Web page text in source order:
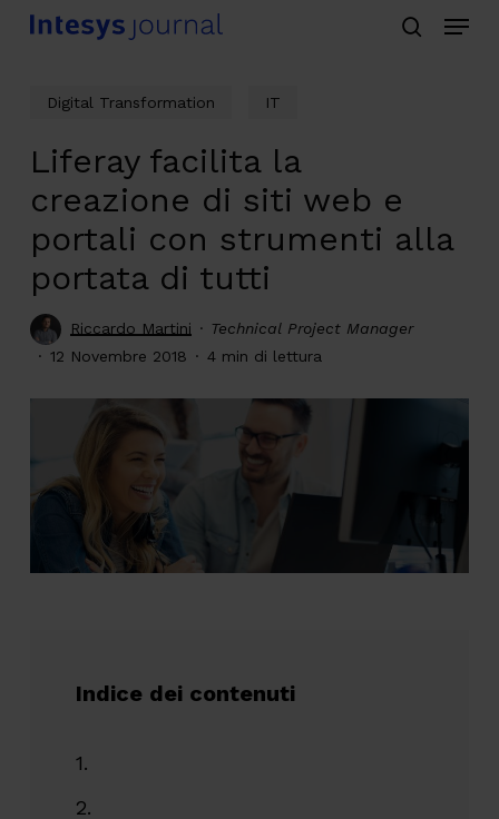
Skip
Menu
Digital Transformation IT
Liferay facilita la
creazione di siti web e
portali con strumenti alla
portata di tutti
Riccardo Martini
Technical Project Manager
12 Novembre 2018
4 min di lettura
Indice dei contenuti